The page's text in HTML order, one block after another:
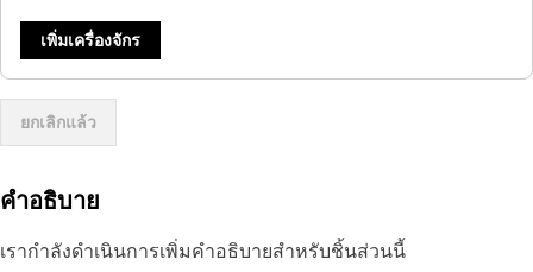
เพิ่มเครื่องจักร
ยกเลิกแล้ว
คำอธิบาย
เรากำลังดำเนินการเพิ่มคำอธิบายสำหรับชิ้นส่วนนี้